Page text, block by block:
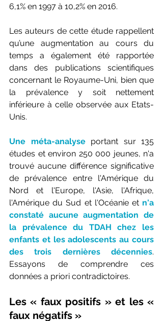
6,1% en 1997 à 10,2% en 2016.
Les auteurs de cette étude rappellent
qu’une augmentation au cours du
temps a également été rapportée
dans des publications scientifiques
concernant le Royaume-Uni, bien que
la prévalence y soit nettement
inférieure à celle observée aux Etats-
Unis.
Une méta-analyse portant sur 135
études et environ 250 000 jeunes, n'a
trouvé aucune différence significative
de prévalence entre l'Amérique du
Nord et l'Europe, l'Asie, l'Afrique,
l'Amérique du Sud et l'Océanie et n'a
constaté aucune augmentation de
la prévalence du TDAH chez les
enfants et les adolescents au cours
des trois dernières décennies.
Essayons de comprendre ces
données a priori contradictoires.
Les « faux positifs » et les «
faux négatifs »